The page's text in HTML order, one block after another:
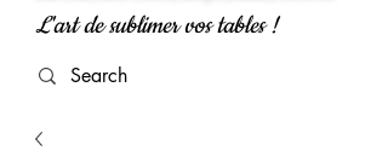
L'art de sublimer vos tables !